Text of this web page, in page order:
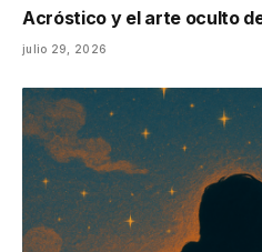
Acróstico y el arte oculto
julio 29, 2026